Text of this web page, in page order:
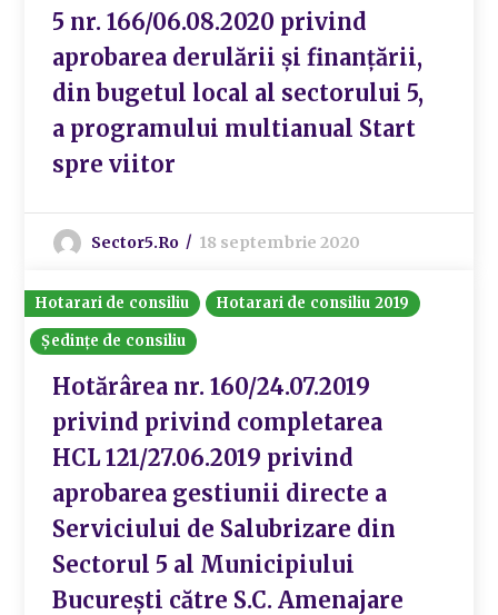
5 nr. 166/06.08.2020 privind
aprobarea derulării și finanțării,
din bugetul local al sectorului 5,
a programului multianual Start
spre viitor
Sector5.ro 18 septembrie 2020
Hotarari de consiliu
Hotarari de consiliu 2019
Ședințe de consiliu
Hotărârea nr. 160/24.07.2019
privind privind completarea
HCL 121/27.06.2019 privind
aprobarea gestiunii directe a
Serviciului de Salubrizare din
Sectorul 5 al Municipiului
București către S.C. Amenajare